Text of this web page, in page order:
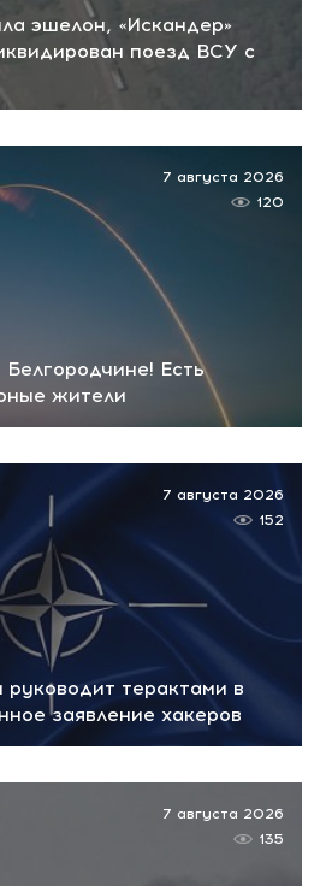
эшелон, «Искандер»
поезд ВСУ с
Есть
жители
7 августа 2026
120
терактами в
заявление хакеров
7 августа 2026
152
7 августа 2026
135